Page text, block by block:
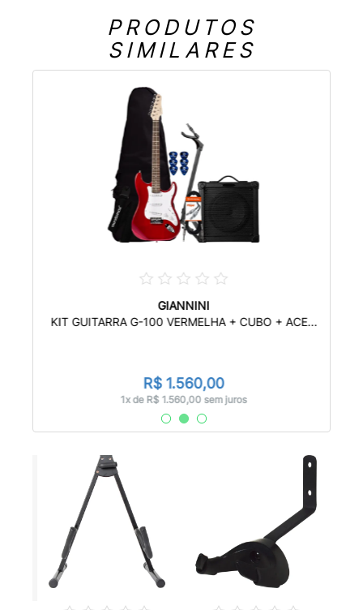
PRODUTOS
SIMILARES
GIANNINI
KIT GUITARRA G-100 VERMELHA + CUBO + ACE...
R$ 1.560,00
1x de R$ 1.560,00 sem juros